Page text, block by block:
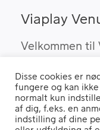
Viaplay
Velkommen til
finde barer,
vise Viaplay’s
Disse cookies er
fungere og kan
normalt kun
af dig, f.eks. en
indstilling af dine